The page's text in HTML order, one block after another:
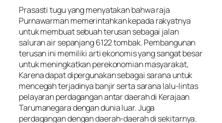
Prasasti tugu yang menyatakan bahwa raja
Purnawarman memerintahkan kepada rakyatnya
untuk membuat sebuah terusan sebagai jalan
saluran air sepanjang 6122 tombak. Pembangunan
terusan ini memiliki arti ekonomis yang sangat besar
untuk meningkatkan perekonomian masyarakat,
Karena dapat dipergunakan sebagai sarana untuk
mencegah terjadinya banjir serta sarana lalu-lintas
pelayaran perdagangan antar daerah di Kerajaan
Tarumanegara dengan dunia luar. Juga
perdagangan dengan daerah-daerah di sekitarnya.